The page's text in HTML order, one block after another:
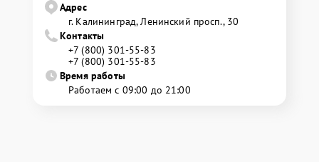
Адрес
г. Калининград, Ленинский просп., 30
Контакты
+7 (800) 301-55-83
+7 (800) 301-55-83
Время работы
Работаем с 09:00 до 21:00